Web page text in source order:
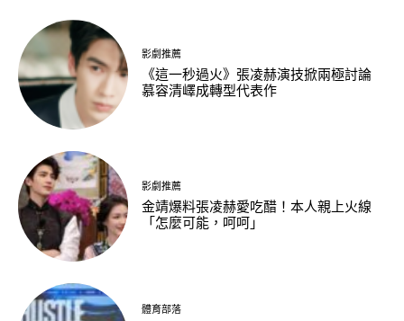
影劇推薦
《這一秒過火》張凌赫演技掀兩極討論
慕容清嶧成轉型代表作
影劇推薦
金靖爆料張凌赫愛吃醋！本人親上火線
「怎麼可能，呵呵」
體育部落